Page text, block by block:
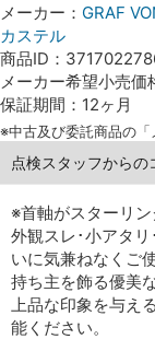
メーカー： GRAF
カステル
商品ID：
メーカー希望小売
保証期間：12ヶ月
※中古及び委託商品の「
点検スタッフからの
※首軸がスターリン
外観スレ･小アタ
いに気兼ねなくご
持ち主を飾る優美
上品な印象を与え
能ください。